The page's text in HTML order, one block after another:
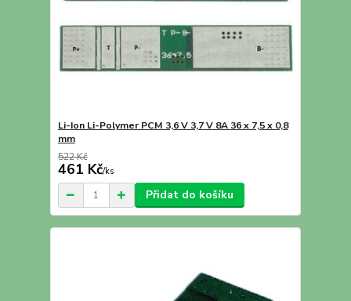
Li-Ion Li-Polymer PCM 3,6 V 3,7 V 8A 36 x 7,5 x 0,8
mm
522 Kč
461 Kč/ks
Přidat do košíku